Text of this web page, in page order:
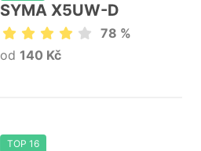
SYMA X5UW-D
78 %
od 140 Kč
TOP 16